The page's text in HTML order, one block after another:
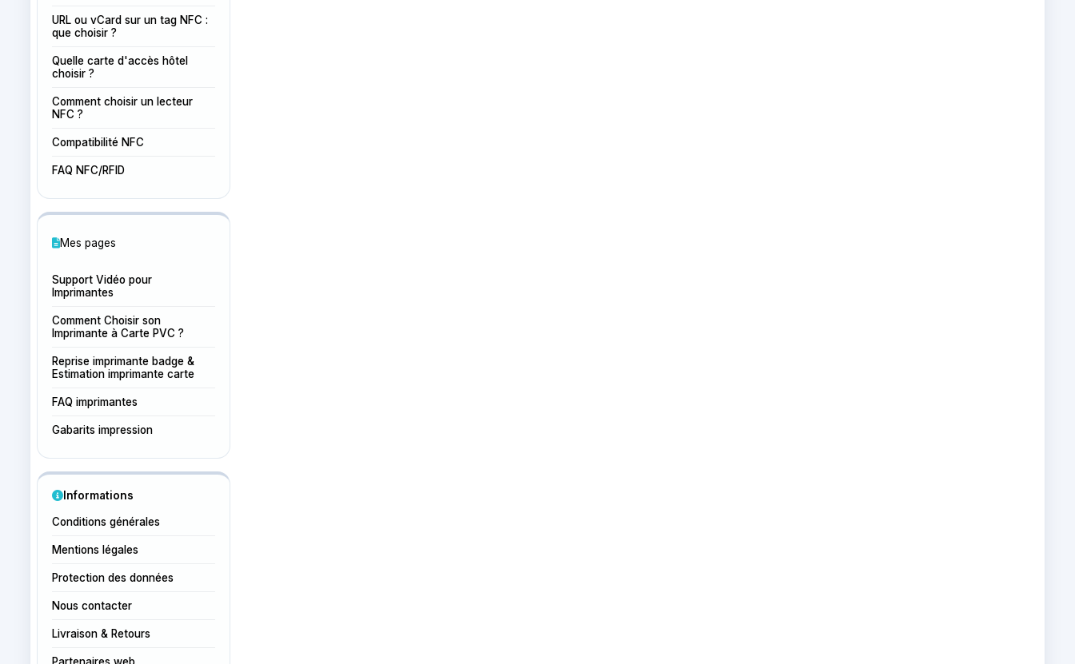
URL ou vCard sur un tag NFC :
que choisir ?
Quelle carte d'accès hôtel
choisir ?
Comment choisir un lecteur
NFC ?
Compatibilité NFC
FAQ NFC/RFID
Mes pages
Support Vidéo pour
Imprimantes
Comment Choisir son
Imprimante à Carte PVC ?
Reprise imprimante badge &
Estimation imprimante carte
FAQ imprimantes
Gabarits impression
Informations
Conditions générales
Mentions légales
Protection des données
Nous contacter
Livraison & Retours